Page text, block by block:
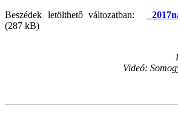
Beszédek letölthető változatban:
(287 kB)
Videó: